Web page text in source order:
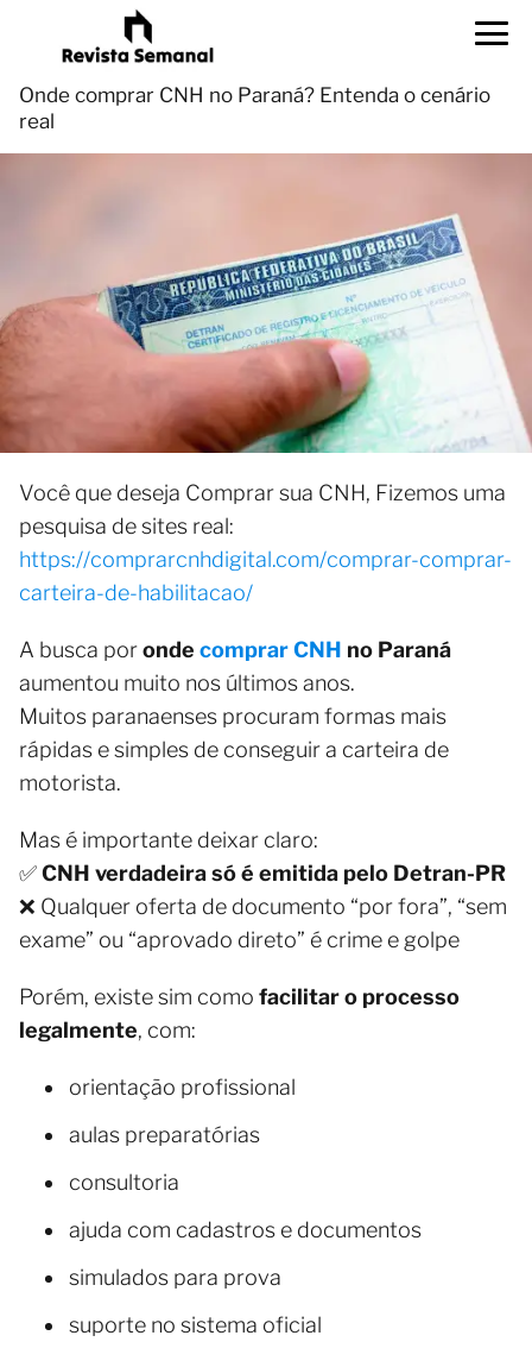
Onde comprar CNH no Paraná? Entenda o cenário
real
Você que deseja Comprar sua CNH, Fizemos uma
pesquisa de sites real:
https://comprarcnhdigital.com/comprar-comprar-
carteira-de-habilitacao/
A busca poronde comprar CNH no Paraná
aumentou muito nos últimos anos.
Muitos paranaenses procuram formas mais
rápidas e simples de conseguir a carteira de
motorista.
Mas é importante deixar claro:
✅CNH verdadeira só é emitida pelo Detran-PR
❌ Qualquer oferta de documento “por fora”, “sem
exame” ou “aprovado direto” é crime e golpe
Porém, existe sim como facilitar o processo
legalmente, com:
orientação profissional
aulas preparatórias
consultoria
ajuda com cadastros e documentos
simulados para prova
suporte no sistema oficial